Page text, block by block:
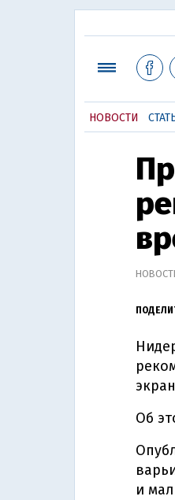
НОВОСТИ
Об
и